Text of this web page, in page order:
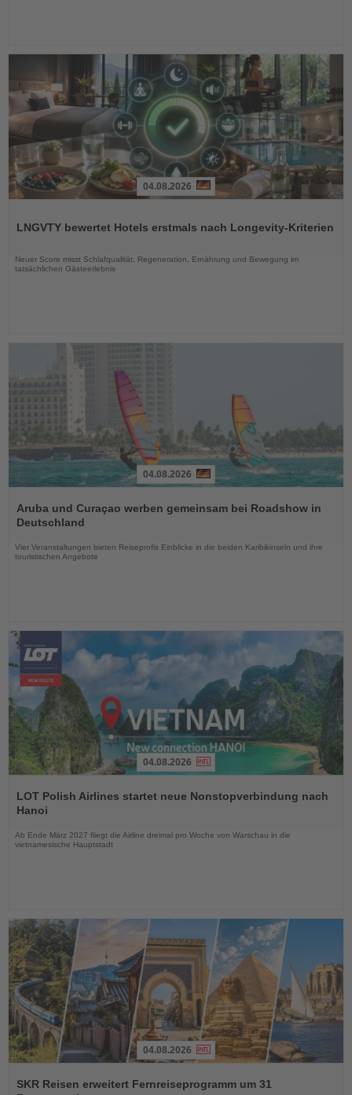
die
04.08.2026
LNGVTY bewertet Hotels erstmals nach Longevity-Kriterien
Neuer Score misst Schlafqualität, Regeneration, Ernährung und Bewegung im
tatsächlichen Gästeerlebnis
Sie
die
04.08.2026
Aruba und Curaçao werben gemeinsam bei Roadshow in
Deutschland
Vier Veranstaltungen bieten Reiseprofis Einblicke in die beiden Karibikinseln und ihre
touristischen Angebote
Sie
die
04.08.2026
LOT Polish Airlines startet neue Nonstopverbindung nach
Hanoi
Ab Ende März 2027 fliegt die Airline dreimal pro Woche von Warschau in die
vietnamesische Hauptstadt
Sie
04.08.2026
SKR Reisen erweitert Fernreiseprogramm um 31